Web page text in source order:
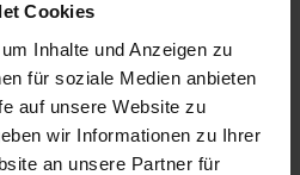
Cookies
Inhalte und Anzeigen zu
für soziale Medien anbieten
auf unsere Website zu
wir Informationen zu Ihrer
an unsere Partner für
ca. 2-4 Werktage innerhalb
In denWarenkorb